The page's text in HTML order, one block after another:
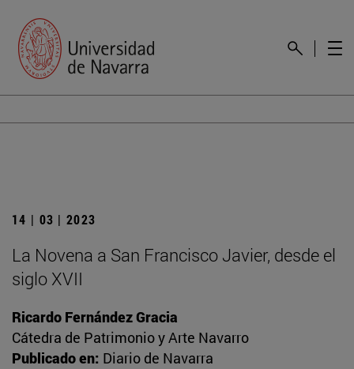
14 | 03 | 2023
La Novena a San Francisco Javier, desde el
siglo XVII
Ricardo Fernández Gracia
Cátedra de Patrimonio y Arte Navarro
Publicado en: Diario de Navarra